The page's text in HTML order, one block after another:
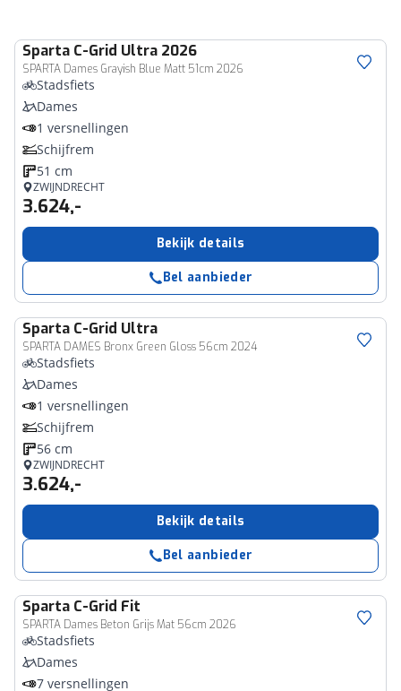
Sparta C-Grid Ultra 2026
SPARTA Dames Grayish Blue Matt 51cm 2026
Stadsfiets
Dames
1 versnellingen
Schijfrem
51 cm
ZWIJNDRECHT
3.624,-
Bekijk details
Bel aanbieder
Sparta C-Grid Ultra
SPARTA DAMES Bronx Green Gloss 56cm 2024
Stadsfiets
Dames
1 versnellingen
Schijfrem
56 cm
ZWIJNDRECHT
3.624,-
Bekijk details
Bel aanbieder
Sparta C-Grid Fit
SPARTA Dames Beton Grijs Mat 56cm 2026
Stadsfiets
Dames
7 versnellingen